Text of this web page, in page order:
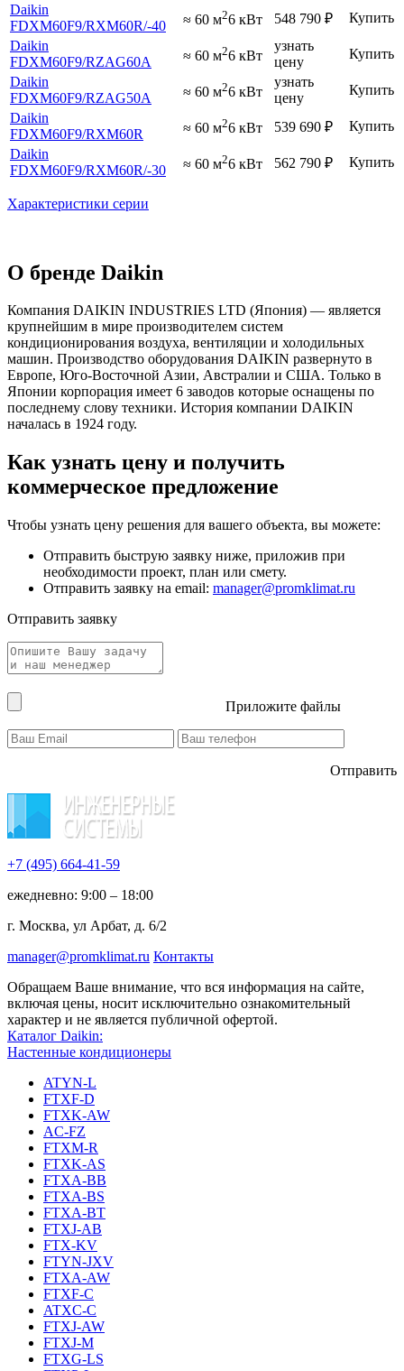
Daikin
FDXM60F9/RXM60R/-40 ≈ 60 м26 кВт 548 790 ₽
Купить
Daikin
FDXM60F9/RZAG60A ≈ 60 м26 кВт
узнать
цену
Купить
Daikin
FDXM60F9/RZAG50A ≈ 60 м26 кВт
узнать
цену
Купить
Daikin
FDXM60F9/RXM60R ≈ 60 м26 кВт 539 690 ₽
Купить
Daikin
FDXM60F9/RXM60R/-30 ≈ 60 м26 кВт 562 790 ₽ Купить
Характеристики серии
О бренде Daikin
Компания DAIKIN INDUSTRIES LTD (Япония) — является
крупнейшим в мире производителем систем
кондиционирования воздуха, вентиляции и холодильных
машин. Производство оборудования DAIKIN развернуто в
Европе, Юго-Восточной Азии, Австралии и США. Только в
Японии корпорация имеет 6 заводов которые оснащены по
последнему слову техники. История компании DAIKIN
началась в 1924 году.
Как узнать цену и получить
коммерческое предложение
Чтобы узнать цену решения для вашего объекта, вы можете:
Отправить быструю заявку ниже, приложив при
необходимости проект, план или смету.
Отправить заявку на email: manager@promklimat.ru
Отправить заявку
Приложите файлы
Отправить
+7 (495) 664-41-59
ежедневно: 9:00 – 18:00
г. Москва, ул Арбат, д. 6/2
manager@promklimat.ru Контакты
Обращаем Ваше внимание, что вся информация на сайте,
включая цены, носит исключительно ознакомительный
характер и не является публичной офертой.
Каталог Daikin:
Настенные кондиционеры
ATYN-L
FTXF-D
FTXK-AW
AC-FZ
FTXM-R
FTXK-AS
FTXA-BB
FTXA-BS
FTXA-BT
FTXJ-AB
FTX-KV
FTYN-JXV
FTXA-AW
FTXF-C
ATXC-C
FTXJ-AW
FTXJ-M
FTXG-LS